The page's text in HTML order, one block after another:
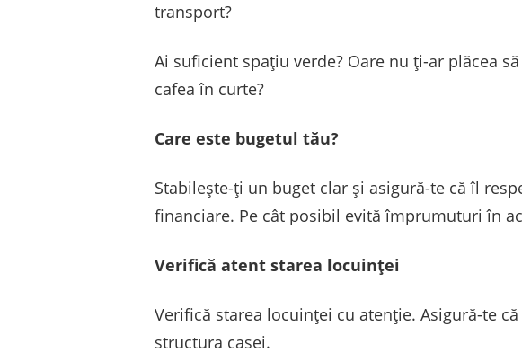
transport?
Ai suficient spațiu verde? Oare nu ți-ar plăcea
cafea în curte?
Care este bugetul tău?
Stabilește-ți un buget clar și asigură-te că îl
financiare. Pe cât posibil evită împrumuturi în
Verifică atent starea locuinței
Verifică starea locuinței cu atenție. Asigură-te
structura casei.